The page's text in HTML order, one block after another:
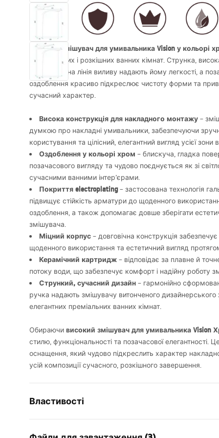
Високий змішувач для умивальника Vision у кольорі
для сучасних і розкішних ванних кімнат. Струнка,
профільована лінія виливу надають йому легкості, а
оздоблення красиво підкреслює чистоту форми та
сучасний характер.
Висока конструкція для накладного монтажу –
думкою про накладні умивальники, забезпечуючи
користування та цілісний, елегантний вигляд усієї зони
Оздоблення у кольорі хром – блискуча, гладка
позачасового вигляду та чудово поєднується як зі
сучасними ванними інтер’єрами.
Покриття electroplating– застосована технологія
підвищує стійкість арматури до щоденного
оздоблення, а також допомагає довше зберігати
змішувача.
Міцний корпус – довговічна конструкція забезпечує
щоденного використання та естетичний вигляд
Керамічний картридж – відповідає за плавне й
потоку води, що забезпечує комфорт і надійну роботу
Стрункий, сучасний дизайн – гармонійно
ручка надають змішувачу витонченого дизайнерського
елегантних преміальних ванних кімнат.
Обираючи високий змішувач для умивальника Vision
стилю, функціональності та позачасової елегантності.
оснащення, який чудово підкреслить характер
усій композиції сучасного, розкішного завершення.
Властивості